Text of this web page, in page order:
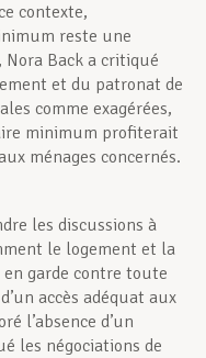
contexte,
reste une
Back a critiqué
et du patronat de
comme exagérées,
minimum profiterait
ménages concernés.
les discussions à
le logement et la
garde contre toute
accès adéquat aux
l’absence d’un
les négociations de